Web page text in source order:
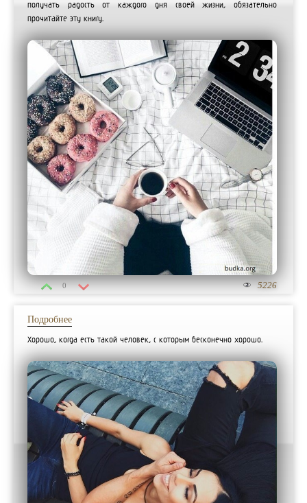
5226
0
получать радость от каждого дня своей жизни, обязательно
прочитайте эту книгу.
Подробнее
Хорошо, когда есть такой человек, с которым бесконечно хорошо.